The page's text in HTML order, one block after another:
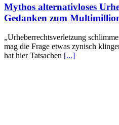
Mythos alternativloses
Gedanken zum
„Urheberrechtsverletzung
mag die Frage etwas zynisch
hat hier Tatsachen [...]